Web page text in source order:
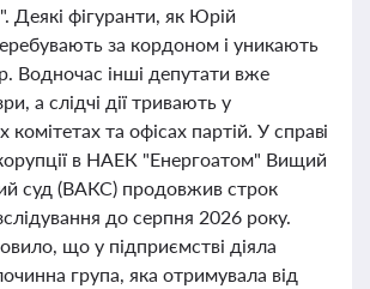
Деякі фігуранти, як Юрій
за кордоном і уникають
Водночас інші депутати вже
а слідчі дії тривають у
комітетах та офісах партій. У справі
в НАЕК "Енергоатом" Вищий
суд (ВАКС) продовжив строк
до серпня 2026 року.
що у підприємстві діяла
група, яка отримувала від